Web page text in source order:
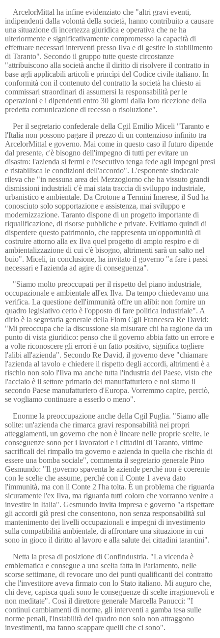
ArcelorMittal ha infine evidenziato che "altri gravi eventi,
indipendenti dalla volontà della società, hanno contribuito a causare
una situazione di incertezza giuridica e operativa che ne ha
ulteriormente e significativamente compromesso la capacità di
effettuare necessari interventi presso Ilva e di gestire lo stabilimento
di Taranto". Secondo il gruppo tutte queste circostanze
"attribuiscono alla società anche il diritto di risolvere il contratto in
base agli applicabili articoli e princìpi del Codice civile italiano. In
conformità con il contenuto del contratto la società ha chiesto ai
commissari straordinari di assumersi la responsabilità per le
operazioni e i dipendenti entro 30 giorni dalla loro ricezione della
predetta comunicazione di recesso o risoluzione".
Per il segretario confederale della Cgil Emilio Miceli "Taranto e
l'Italia non possono pagare il prezzo di un contenzioso infinito tra
ArcelorMittal e governo. Mai come in questo caso il futuro dipende
dal presente, c'è bisogno dell'impegno di tutti per evitare un
disastro: l'azienda si fermi e l'esecutivo tenga fede agli impegni presi
e ristabilisca le condizioni dell'accordo". L'esponente sindacale
rileva che "in nessuna area del Mezzogiorno che ha vissuto grandi
dismissioni industriali c'è mai stata traccia di sviluppo industriale,
urbanistico e ambientale. Da Crotone a Termini Imerese, il Sud ha
conosciuto solo sopportazione e assistenza, mai sviluppo e
modernizzazione. Taranto dispone di un progetto importante di
riqualificazione, di risorse pubbliche e private. Evitiamo quindi di
disperdere questo patrimonio, che rappresenta un'opportunità di
costruire attorno alla ex Ilva quel progetto di ampio respiro e di
ambientalizzazione di cui c'è bisogno, altrimenti sarà un salto nel
buio". Miceli, in conclusione, ha invitato il governo "a fare i passi
necessari e l'azienda ad agire di conseguenza".
"Siamo molto preoccupati per il rispetto del piano industriale,
occupazionale e ambientale all'ex Ilva. Da tempo chiedevamo una
verifica. La questione dell'immunità offre un alibi: non fornire un
quadro legislativo certo è l'opposto di fare politica industriale". A
dirlo è la segretaria generale della Fiom Cgil Francesca Re David:
"Mi preoccupa che la discussione sia misurare chi ha ragione da un
punto di vista giuridico: penso che il governo abbia fatto un errore e
a volte riconoscere gli errori è un fatto positivo, significa togliere
l'alibi all'azienda". Secondo Re David, il governo deve "chiamare
l'azienda al tavolo e chiedere il rispetto degli accordi, altrimenti è a
rischio non solo l'Ilva ma anche tutta l'industria del Paese, visto che
l'acciaio è il settore primario del manuffatturiero e noi siamo il
secondo Paese manufatturiero d'Europa. Vorremmo capire, perciò,
se vogliamo continuare a esserlo o meno".
Enorme la preoccupazione anche della Cgil Puglia. "Siamo alle
solite: un'azienda che rimarca gravi responsabilità nei propri
atteggiamenti, un governo che non è lineare nelle proprie scelte, le
conseguenze sono per i lavoratori e i cittadini di Taranto, vittime
sacrificali del rimpallo tra governo e azienda in quella che rischia di
essere una bomba sociale", commenta il segretario generale Pino
Gesmundo: "Il governo spaventa le aziende perché non è coerente
con le scelte che assume, perché con il Conte 1 aveva dato
l'immunità, ma con il Conte 2 l'ha tolta. È un problema che riguarda
sicuramente l'ex Ilva, ma riguarda tutti coloro che vorranno venire a
investire in Italia". Gesmundo invita impresa e governo "a rispettare
gli accordi già presi che consentono, non senza responsabilità sul
mantenimento dei livelli occupazionali e impegni di investimento
sulla compatibilità ambientale, di affrontare una situazione in cui
sono in gioco il diritto al lavoro e alla salute dei cittadini tarantini".
Netta la presa di posizione di Confindustria. "La vicenda è
emblematica e consegue a una scelta fatta in Parlamento, nelle
scorse settimane, di revocare uno dei punti qualificanti del contratto
che l'investitore aveva firmato con lo Stato italiano. Mi auguro che,
chi deve, capisca quali sono le conseguenze di scelte irragionevoli e
non meditate". Così il direttore generale Marcella Panucci: "I
continui cambiamenti di norme, gli interventi a gamba tesa sulle
norme penali, l'instabilità del quadro non solo non attraggono
investimenti, ma fanno scappare quelli che ci sono".